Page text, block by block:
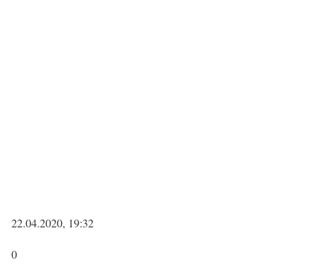
22.04.2020, 19:32
0